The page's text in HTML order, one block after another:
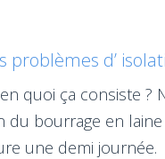
problèmes d’
quoi ça consiste
du bourrage en
une demi journée.